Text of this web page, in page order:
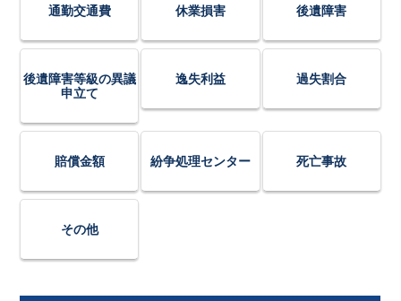
通勤交通費 休業損害 後遺障害
後遺障害等級の異議
申立て
逸失利益 過失割合
賠償金額 紛争処理センター 死亡事故
その他